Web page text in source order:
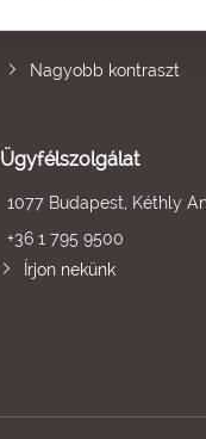
Nagyobb kontraszt
Ügyfélszolgálat
1077 Budapest, Kéthly
+36 1 795 9500
Írjon nekünk